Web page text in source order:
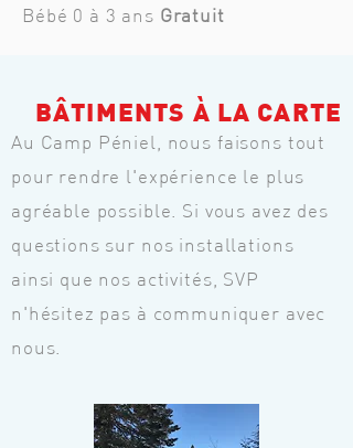
Bébé 0 à 3 ans Gratuit
BÂTIMENTS À LA CARTE
Au Camp Péniel, nous faisons tout
pour rendre l'expérience le plus
agréable possible. Si vous avez des
questions sur nos installations
ainsi que nos activités, SVP
n'hésitez pas à communiquer avec
nous.